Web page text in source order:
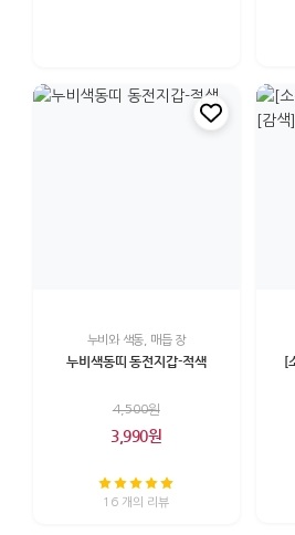
누비와 색동, 매듭 장
누비색동띠 동전지갑-적색
4,500원
3,990원
16 개의 리뷰
[